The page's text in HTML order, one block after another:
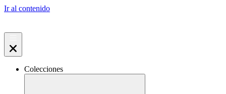
Ir al contenido
Colecciones